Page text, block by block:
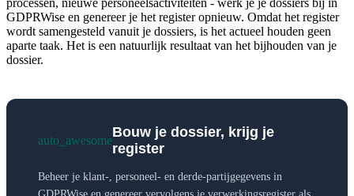
GDPRWise en genereer je het register opnieuw. Omdat het register
wordt samengesteld vanuit je dossiers, is het actueel houden geen
aparte taak. Het is een natuurlijk resultaat van het bijhouden van je
dossier.
auto_awesome
Bouw je dossier, krijg je
register
Beheer je klant-, personeel- en derde-partijgegevens in